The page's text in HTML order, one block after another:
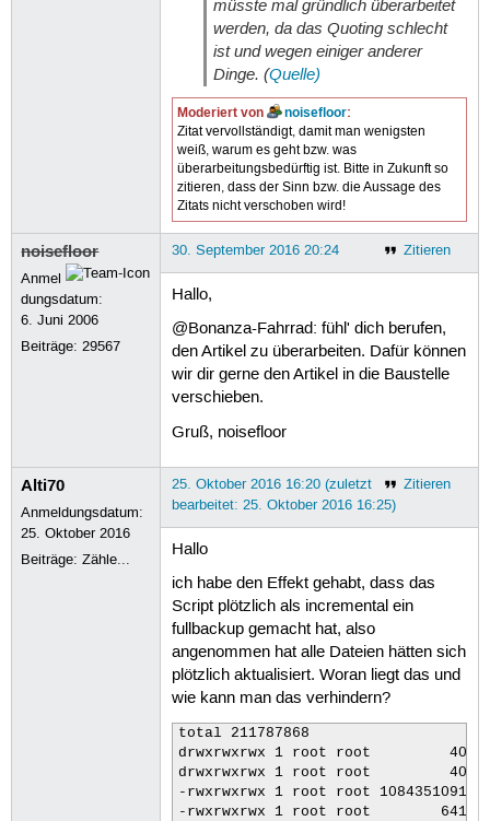
63
64
67
68
69
70
71
72
73
74
75
76
78
79
80
82
83
84
86
88
89
90
91
92
94
95
96
97
98
99
100
102
103
104
105
106
Hallo Admin,
die alten Backups konnte am
Mit freundlichem Gruss
exit 1
else
mail -s "Backupverschieben
Hallo Admin,
die alten Backups wurde am
Mit freundlichem Gruss
EOM
fi
backupnr=000${ backupnr }
backupnr=${ backupnr: -3}
filename
### Nun wird das eigentliche
### Abfragen ob das Backup
if [ $? -ne 0 ]; then
das Backup ${filename} am
Mit freundlichem Gruss
else
mail -s "Backup ("
das Backup ${filename} am
Mit freundlichem Gruss
EOM
fi
müsste mal gründlich überarbeitet
werden, da das Quoting schlecht
ist und wegen einiger anderer
Dinge. (Quelle)
Moderiert von noisefloor:
Zitat vervollständigt, damit man wenigsten
weiß, warum es geht bzw. was
überarbeitungsbedürftig ist. Bitte in Zukunft so
zitieren, dass der Sinn bzw. die Aussage des
Zitats nicht verschoben wird!
noisefloor
Anmel
dungsdatum:
6. Juni 2006
Beiträge:29567
Zitieren
30. September 2016 20:24
Hallo,
@Bonanza-Fahrrad: fühl' dich berufen,
den Artikel zu überarbeiten. Dafür können
wir dir gerne den Artikel in die Baustelle
verschieben.
Gruß, noisefloor
Alti70
Anmeldungsdatum:
25. Oktober 2016
Beiträge:Zähle...
Zitieren
25. Oktober 2016 16:20 (zuletzt
bearbeitet: 25. Oktober 2016 16:25)
Hallo
ich habe den Effekt gehabt, dass das
Script plötzlich als incremental ein
fullbackup gemacht hat, also
angenommen hat alle Dateien hätten sich
plötzlich aktualisiert. Woran liegt das und
wie kann man das verhindern?
total 211787868
drwxrwxrwx 1 root root         4096
drwxrwxrwx 1 root root         4096
-rwxrwxrwx 1 root root
-rwxrwxrwx 1 root root        64183